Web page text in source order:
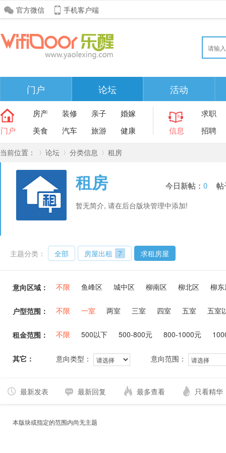
官方微信 手机客户端
门户 论坛 活动
门户
房产 装修 亲子
婚嫁
美食
汽车 旅游 健康 信息
求职
招聘
当前位置：
»
论坛
›
分类信息 租房
租房 今日新帖： 0 帖
暂无简介, 请在后台版块管理中添加!
主题分类： 全部 房屋出租 7 求租房屋
意向区域： 不限 鱼峰区 城中区 柳南区 柳北区 柳
户型范围： 不限 一室 两室 三室 四室 五室 五室
租金范围： 不限 500以下 500-800元 800-1000元
其它： 意向类型： 意向范围：
最新发表 最新回复 最多查看 只看精华
本版块或指定的范围内尚无主题